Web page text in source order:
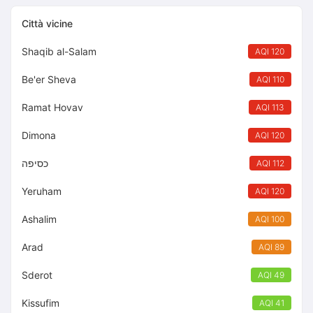
Città vicine
Shaqib al-Salam AQI 120
Be'er Sheva AQI 110
Ramat Hovav AQI 113
Dimona AQI 120
כסיפה AQI 112
Yeruham AQI 120
Ashalim AQI 100
Arad AQI 89
Sderot AQI 49
Kissufim AQI 41